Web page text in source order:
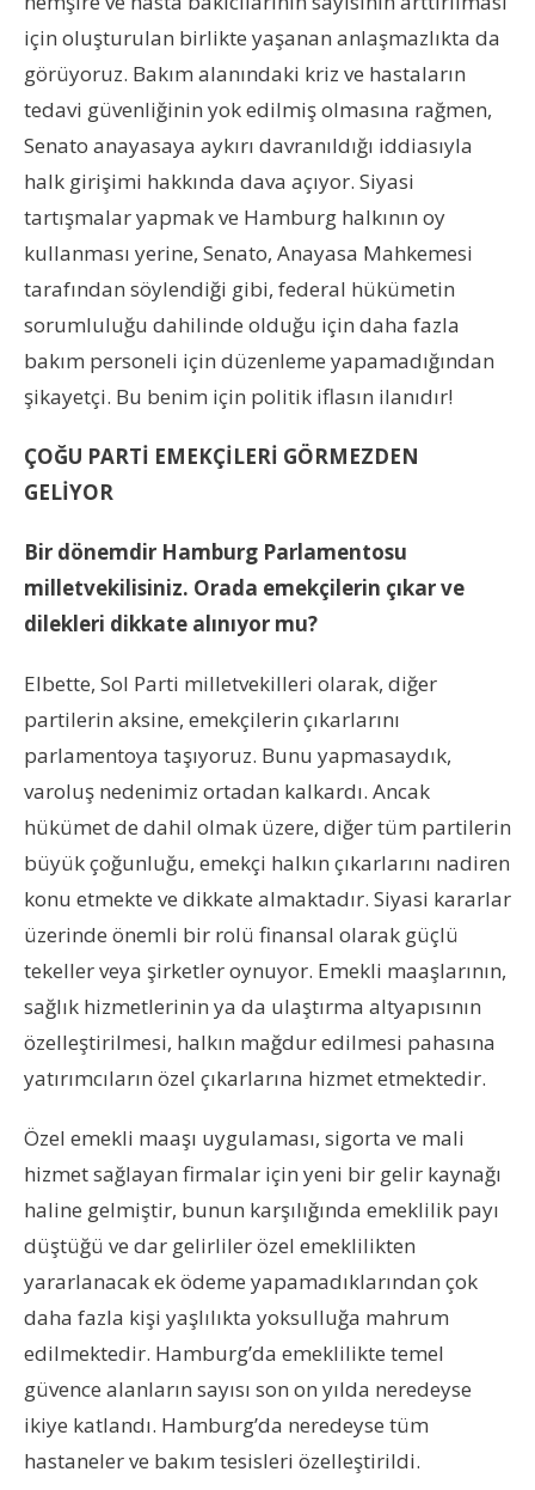
için oluşturulan birlikte yaşanan anlaşmazlıkta da
görüyoruz. Bakım alanındaki kriz ve hastaların
tedavi güvenliğinin yok edilmiş olmasına rağmen,
Senato anayasaya aykırı davranıldığı iddiasıyla
halk girişimi hakkında dava açıyor. Siyasi
tartışmalar yapmak ve Hamburg halkının oy
kullanması yerine, Senato, Anayasa Mahkemesi
tarafından söylendiği gibi, federal hükümetin
sorumluluğu dahilinde olduğu için daha fazla
bakım personeli için düzenleme yapamadığından
şikayetçi. Bu benim için politik iflasın ilanıdır!
ÇOĞU PARTİ EMEKÇİLERİ GÖRMEZDEN
GELİYOR
Bir dönemdir Hamburg Parlamentosu
milletvekilisiniz. Orada emekçilerin çıkar ve
dilekleri dikkate alınıyor mu?
Elbette, Sol Parti milletvekilleri olarak, diğer
partilerin aksine, emekçilerin çıkarlarını
parlamentoya taşıyoruz. Bunu yapmasaydık,
varoluş nedenimiz ortadan kalkardı. Ancak
hükümet de dahil olmak üzere, diğer tüm partilerin
büyük çoğunluğu, emekçi halkın çıkarlarını nadiren
konu etmekte ve dikkate almaktadır. Siyasi kararlar
üzerinde önemli bir rolü finansal olarak güçlü
tekeller veya şirketler oynuyor. Emekli maaşlarının,
sağlık hizmetlerinin ya da ulaştırma altyapısının
özelleştirilmesi, halkın mağdur edilmesi pahasına
yatırımcıların özel çıkarlarına hizmet etmektedir.
Özel emekli maaşı uygulaması, sigorta ve mali
hizmet sağlayan firmalar için yeni bir gelir kaynağı
haline gelmiştir, bunun karşılığında emeklilik payı
düştüğü ve dar gelirliler özel emeklilikten
yararlanacak ek ödeme yapamadıklarından çok
daha fazla kişi yaşlılıkta yoksulluğa mahrum
edilmektedir. Hamburg’da emeklilikte temel
güvence alanların sayısı son on yılda neredeyse
ikiye katlandı. Hamburg’da neredeyse tüm
hastaneler ve bakım tesisleri özelleştirildi.